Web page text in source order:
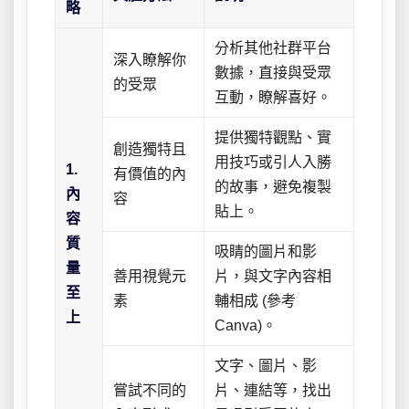
略
1.
內
容
質
量
至
上
深入瞭解你
的受眾
分析其他社群平台
數據，直接與受眾
互動，瞭解喜好。
創造獨特且
有價值的內
容
提供獨特觀點、實
用技巧或引人入勝
的故事，避免複製
貼上。
善用視覺元
素
吸睛的圖片和影
片，與文字內容相
輔相成 (參考
Canva)。
嘗試不同的
文字、圖片、影
片、連結等，找出